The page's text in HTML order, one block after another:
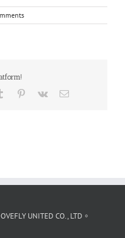
UNITED CO., LTD。